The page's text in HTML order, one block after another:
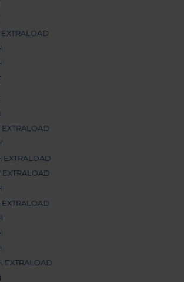
EXTRALOAD
EXTRALOAD
EXTRALOAD
EXTRALOAD
EXTRALOAD
EXTRALOAD